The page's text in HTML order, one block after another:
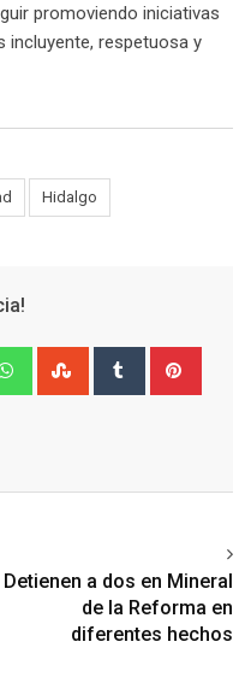
promoviendo iniciativas
incluyente, respetuosa y
Hidalgo
WhatsappStumbleUpon
Tumblr
Detienen a dos en Mineral
de la Reforma en
diferentes hechos